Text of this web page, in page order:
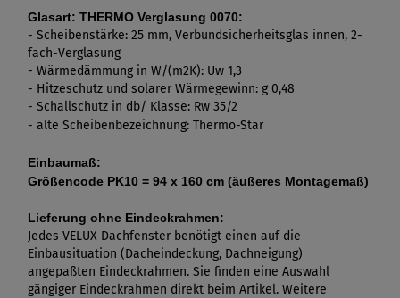
Glasart: THERMO Verglasung 0070:
- Scheibenstärke: 25 mm, Verbundsicherheitsglas innen, 2-
fach-Verglasung
- Wärmedämmung in W/(m2K): Uw 1,3
- Hitzeschutz und solarer Wärmegewinn: g 0,48
- Schallschutz in db/ Klasse: Rw 35/2
- alte Scheibenbezeichnung: Thermo-Star
Einbaumaß:
Größencode PK10 = 94 x 160 cm (äußeres Montagemaß)
Lieferung ohne Eindeckrahmen:
Jedes VELUX Dachfenster benötigt einen auf die
Einbausituation (Dacheindeckung, Dachneigung)
angepaßten Eindeckrahmen. Sie finden eine Auswahl
gängiger Eindeckrahmen direkt beim Artikel. Weitere